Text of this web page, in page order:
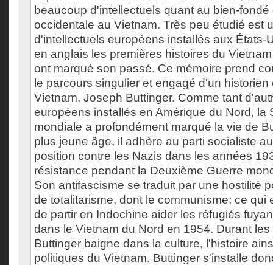
beaucoup d'intellectuels quant au bien-
occidentale au Vietnam. Très peu étudié est
d'intellectuels européens installés aux États-
en anglais les premières histoires du
ont marqué son passé. Ce mémoire prend
le parcours singulier et engagé d'un
Vietnam, Joseph Buttinger. Comme tant
européens installés en Amérique du Nord, la
mondiale a profondément marqué la vie de
plus jeune âge, il adhère au parti socialiste
position contre les Nazis dans les années
résistance pendant la Deuxième Guerre
Son antifascisme se traduit par une hostilité
de totalitarisme, dont le communisme; ce qui
de partir en Indochine aider les réfugiés
dans le Vietnam du Nord en 1954. Durant
Buttinger baigne dans la culture, l'histoire
politiques du Vietnam. Buttinger s'installe